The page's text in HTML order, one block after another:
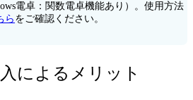
電卓：関数電卓機能あり）。使用方法
ら をご確認ください。
によるメリット